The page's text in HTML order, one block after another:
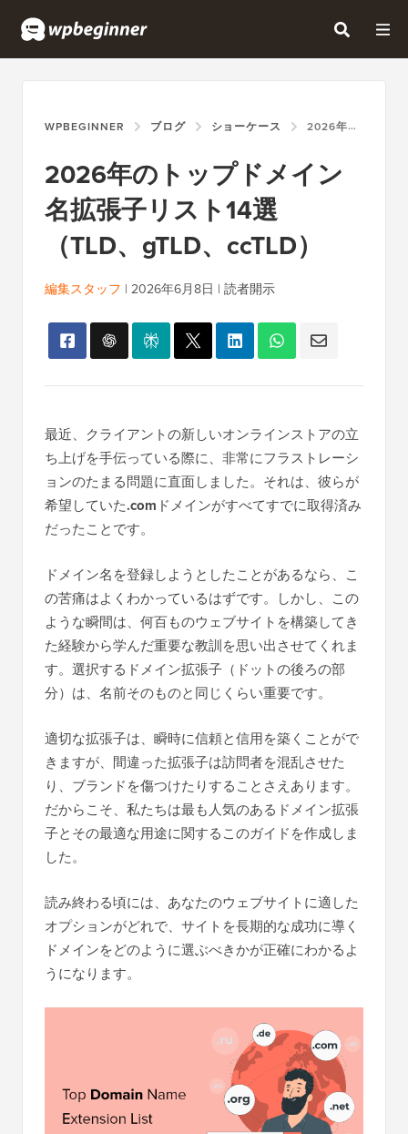
WPBEGINNER ブログ ショーケース 2026年のトップドメイン名拡張子リスト14選（TLD、GTLD、CCTLD）
2026年のトップドメイン
名拡張子リスト14選
（TLD、gTLD、ccTLD）
編集スタッフ | 2026年6月8日 | 読者開示
最近、クライアントの新しいオンラインストアの立
ち上げを手伝っている際に、非常にフラストレーシ
ョンのたまる問題に直面しました。それは、彼らが
希望していた.com ドメインがすべてすでに取得済み
だったことです。
ドメイン名を登録しようとしたことがあるなら、こ
の苦痛はよくわかっているはずです。しかし、この
ような瞬間は、何百ものウェブサイトを構築してき
た経験から学んだ重要な教訓を思い出させてくれま
す。選択するドメイン拡張子（ドットの後ろの部
分）は、名前そのものと同じくらい重要です。
適切な拡張子は、瞬時に信頼と信用を築くことがで
きますが、間違った拡張子は訪問者を混乱させた
り、ブランドを傷つけたりすることさえあります。
だからこそ、私たちは最も人気のあるドメイン拡張
子とその最適な用途に関するこのガイドを作成しま
した。
読み終わる頃には、あなたのウェブサイトに適した
オプションがどれで、サイトを長期的な成功に導く
ドメインをどのように選ぶべきかが正確にわかるよ
うになります。